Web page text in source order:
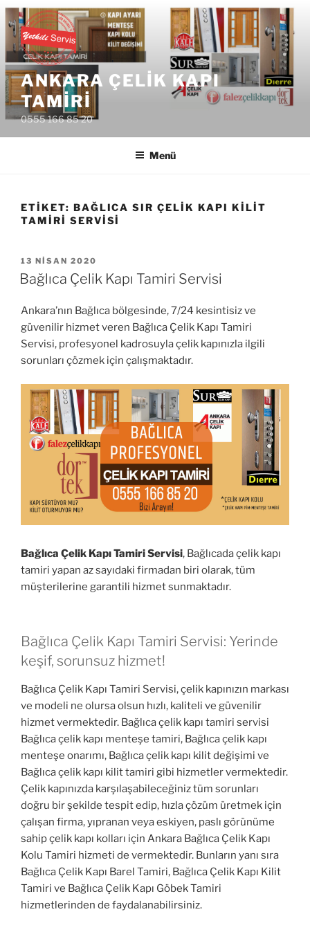
İçeriğe
geç
ANKARA ÇELIK KAPI
TAMIRI
0555 166 85 20
Menü
ETIKET: BAĞLICA SIR ÇELIK KAPI KILIT
TAMIRI SERVISI
YAYIM
TARIHI
13 NISAN 2020
Bağlıca Çelik Kapı Tamiri Servisi
Ankara’nın Bağlıca bölgesinde, 7/24 kesintisiz ve
güvenilir hizmet veren Bağlıca Çelik Kapı Tamiri
Servisi, profesyonel kadrosuyla çelik kapınızla ilgili
sorunları çözmek için çalışmaktadır.
Bağlıca Çelik Kapı Tamiri Servisi, Bağlıcada çelik kapı
tamiri yapan az sayıdaki firmadan biri olarak, tüm
müşterilerine garantili hizmet sunmaktadır.
Bağlıca Çelik Kapı Tamiri Servisi: Yerinde
keşif, sorunsuz hizmet!
Bağlıca Çelik Kapı Tamiri Servisi, çelik kapınızın markası
ve modeli ne olursa olsun hızlı, kaliteli ve güvenilir
hizmet vermektedir. Bağlıca çelik kapı tamiri servisi
Bağlıca çelik kapı menteşe tamiri, Bağlıca çelik kapı
menteşe onarımı, Bağlıca çelik kapı kilit değişimi ve
Bağlıca çelik kapı kilit tamiri gibi hizmetler vermektedir.
Çelik kapınızda karşılaşabileceğiniz tüm sorunları
doğru bir şekilde tespit edip, hızla çözüm üretmek için
çalışan firma, yıpranan veya eskiyen, paslı görünüme
sahip çelik kapı kolları için Ankara Bağlıca Çelik Kapı
Kolu Tamiri hizmeti de vermektedir. Bunların yanı sıra
Bağlıca Çelik Kapı Barel Tamiri, Bağlıca Çelik Kapı Kilit
Tamiri ve Bağlıca Çelik Kapı Göbek Tamiri
hizmetlerinden de faydalanabilirsiniz.